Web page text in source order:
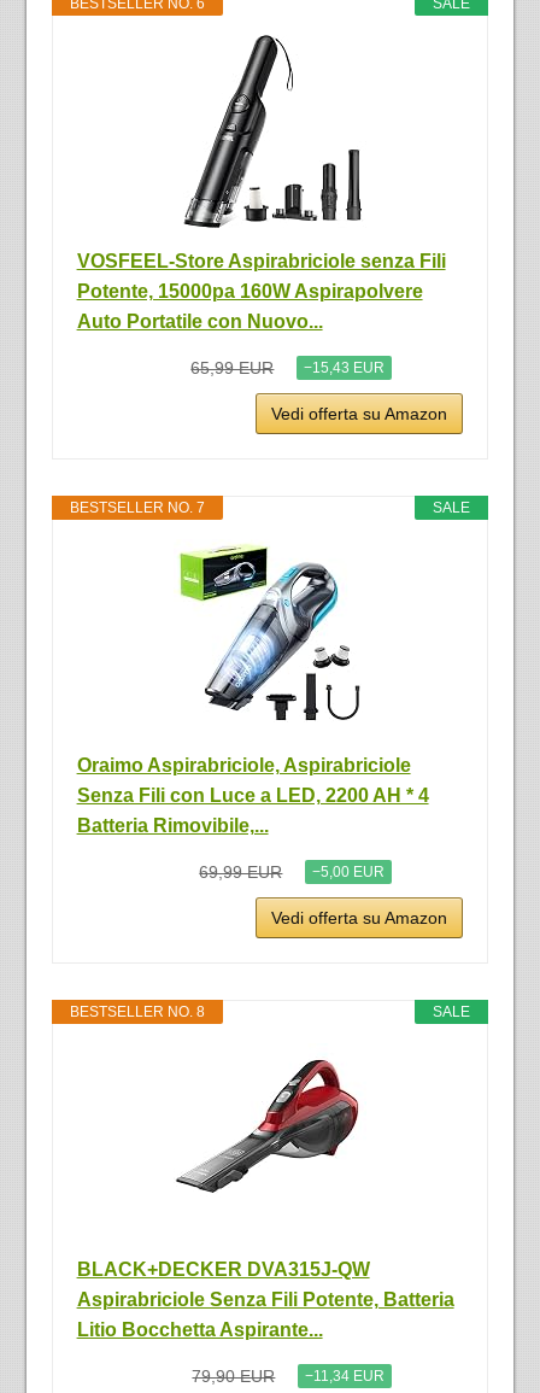
SALE
BESTSELLER NO. 6
VOSFEEL-Store Aspirabriciole senza Fili
Potente, 15000pa 160W Aspirapolvere
Auto Portatile con Nuovo...
65,99 EUR −15,43 EUR
Vedi offerta su Amazon
SALE
BESTSELLER NO. 7
Oraimo Aspirabriciole, Aspirabriciole
Senza Fili con Luce a LED, 2200 AH * 4
Batteria Rimovibile,...
69,99 EUR −5,00 EUR
Vedi offerta su Amazon
SALE
BESTSELLER NO. 8
BLACK+DECKER DVA315J-QW
Aspirabriciole Senza Fili Potente, Batteria
Litio Bocchetta Aspirante...
79,90 EUR −11,34 EUR